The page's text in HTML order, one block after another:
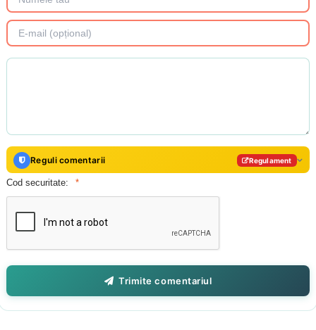
Reguli comentarii Regulament
Cod securitate:
Trimite comentariul